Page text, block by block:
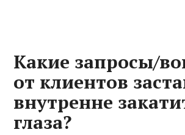
Какие запросы/
от клиентов
внутренне
глаза?